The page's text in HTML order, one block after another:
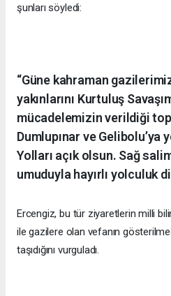
şunları söyledi:
“Güne kahraman
yakınlarını Kurtuluş
mücadelemizin verildiği
Dumlupınar ve Gelibolu’ya
Yolları açık olsun. Sağ
umuduyla hayırlı yolculuk
Ercengiz, bu tür ziyaretlerin milli
ile gazilere olan vefanın
taşıdığını vurguladı.